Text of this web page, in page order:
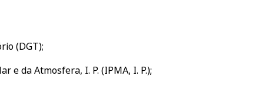
(DGT);
e da Atmosfera, I. P. (IPMA, I. P.);